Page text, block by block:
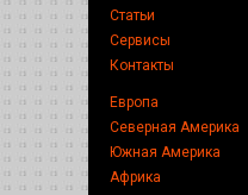
Статьи
Сервисы
Контакты
Европа
Северная Америка
Южная Америка
Африка